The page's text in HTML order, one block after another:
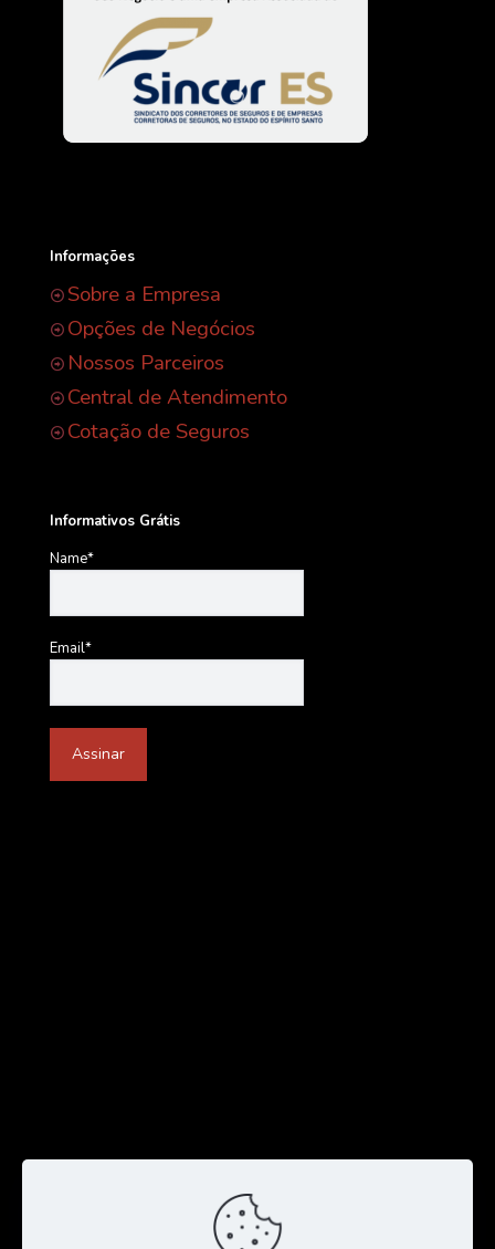
Informações
Sobre a Empresa
Opções de Negócios
Nossos Parceiros
Central de Atendimento
Cotação de Seguros
Informativos Grátis
Name*
Email*